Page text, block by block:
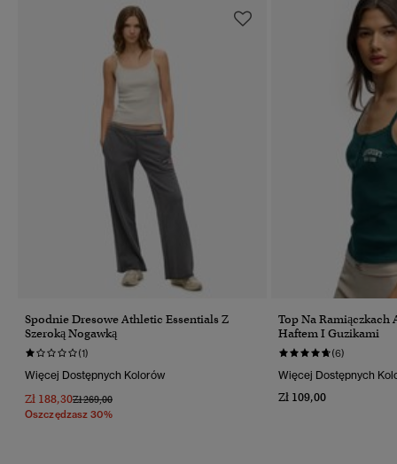
Spodnie Dresowe Athletic Essentials Z
Szeroką Nogawką
(1)
Więcej Dostępnych Kolorów
Zł 188,30Cena Obniżona Od
Zł 269,00Do
Oszczędzasz 30%
Top Na Ramiączkach
Haftem I Guzikami
(6)
Więcej Dostępnych
Zł 109,00